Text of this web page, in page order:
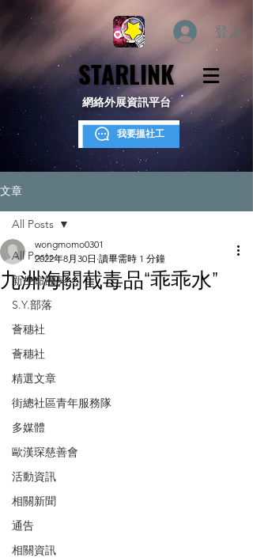
登入
STARLINK
STARLINK
網絡外展資訊平台
我要搵社工
文章
All Posts
新生命團契
S.Y.部落
薈穗社
薈穗社
精選文章
街總社區青年服務隊
多媒體
歐漢琛慈善會
活動資訊
相關新聞
通告
相關資訊
All Posts
九洲海關截毒品“乖乖水”
wongmomo0301
2022年8月30日 讀畢需時 1 分鐘